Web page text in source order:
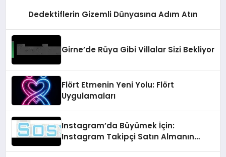
Dedektiflerin Gizemli Dünyasına Adım Atın
Girne’de Rüya Gibi Villalar Sizi Bekliyor
Flört Etmenin Yeni Yolu: Flört
Uygulamaları
Instagram’da Büyümek İçin:
Instagram Takipçi Satın Almanın